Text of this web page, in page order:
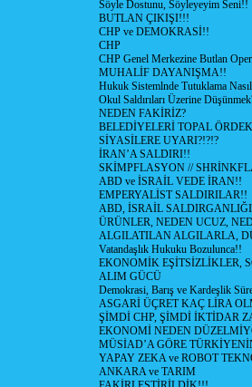
Söyle Dostunu, Söyleyeyim Seni!!
BUTLAN ÇIKIŞI!!!
CHP ve DEMOKRASİ!!
CHP
CHP Genel Merkezine Butlan
MUHALİF DAYANIŞMA!!
Hukuk Sistemlnde Tutuklama
Okul Saldırıları Üzerine
NEDEN FAKİRİZ?
BELEDİYELERİ TOPAL
SİYASİLERE UYARI?!?!?
İRAN’A SALDIRI!!
SKİMPFLASYON //
ABD ve İSRAİL VEDE İRAN!!
EMPERYALİST SALDIRILAR!!
ABD, İSRAİL SALDIRGANLIĞI
ÜRÜNLER, NEDEN UCUZ,
ALGILATILAN ALGILARLA,
Vatandaşlık Hukuku Bozulunca!!
EKONOMİK EŞİTSİZLİKLER,
ALIM GÜCÜ
Demokrasi, Barış ve Kardeşlik
ASGARİ ÜÇRET KAÇ LİRA
ŞİMDİ CHP, ŞİMDİ İKTİDAR
EKONOMİ NEDEN
MÜSİAD’A GÖRE
YAPAY ZEKA ve ROBOT
ANKARA ve TARIM